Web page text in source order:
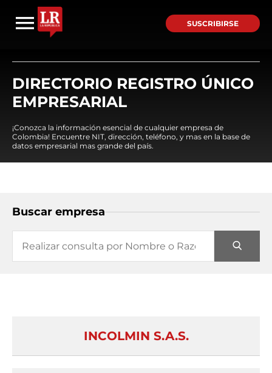
SUSCRIBIRSE
DIRECTORIO REGISTRO ÚNICO
EMPRESARIAL
¡Conozca la información esencial de cualquier empresa de
Colombia! Encuentre NIT, dirección, teléfono, y mas en la base de
datos empresarial mas grande del país.
Buscar empresa
INCOLMIN S.A.S.